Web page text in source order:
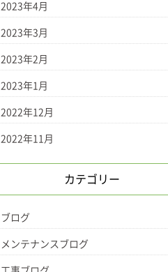
2023年4月
2023年3月
2023年2月
2023年1月
2022年12月
2022年11月
カテゴリー
ブログ
メンテナンスブログ